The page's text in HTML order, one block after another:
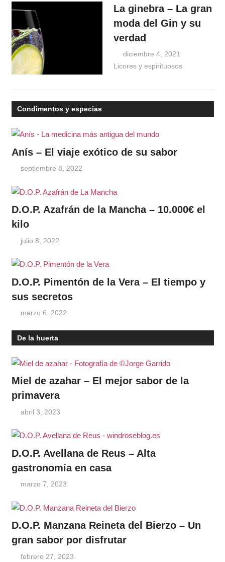
La ginebra – La gran
moda del Gin y su
verdad
diciembre 4, 2021
Licores y espirituosos
Condimentos y especias
Anís – El viaje exótico de su sabor
septiembre 8, 2022
D.O.P. Azafrán de la Mancha – 10.000€ el
kilo
julio 8, 2022
D.O.P. Pimentón de la Vera – El tiempo y
sus secretos
marzo 6, 2022
De la huerta
Miel de azahar – El mejor sabor de la
primavera
abril 3, 2023
D.O.P. Avellana de Reus – Alta
gastronomía en casa
marzo 7, 2023
D.O.P. Manzana Reineta del Bierzo – Un
gran sabor por disfrutar
febrero 27, 2023